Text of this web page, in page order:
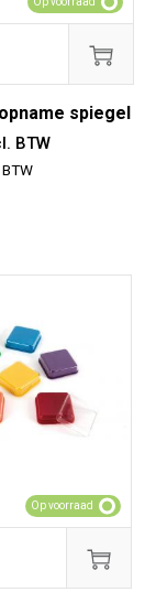
spiegel
BTW
Op voorraad